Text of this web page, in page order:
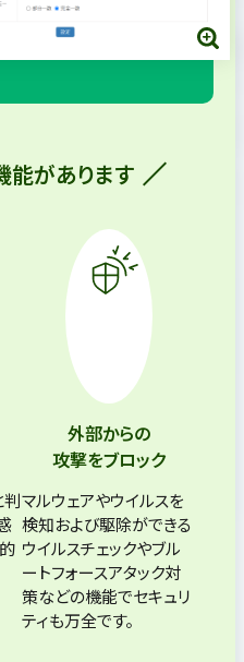
能があります
判
外部からの
攻撃をブロック
マルウェアやウイルスを
検知および駆除ができる
ウイルスチェックやブル
ートフォースアタック対
策などの機能でセキュリ
ティも万全です。